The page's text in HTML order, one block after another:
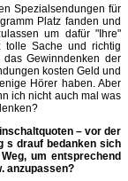
Spezialsendungen für
Platz fanden und
um dafür "Ihre"
tolle Sache und richtig
Gewinndenken der
kosten Geld und
Hörer haben. Aber
ich nicht auch mal was
– vor der
s drauf bedanken sich
um entsprechend
anzupassen?